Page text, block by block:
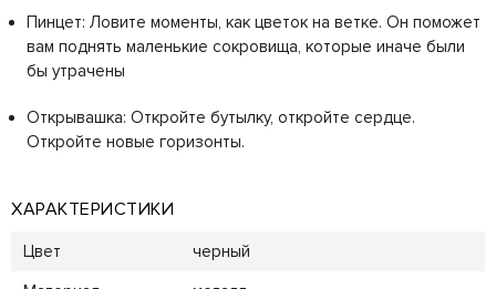
Пинцет: Ловите моменты, как цветок на ветке. Он поможет
вам поднять маленькие сокровища, которые иначе были
бы утрачены
Открывашка: Откройте бутылку, откройте сердце.
Откройте новые горизонты.
ХАРАКТЕРИСТИКИ
Цвет
черный